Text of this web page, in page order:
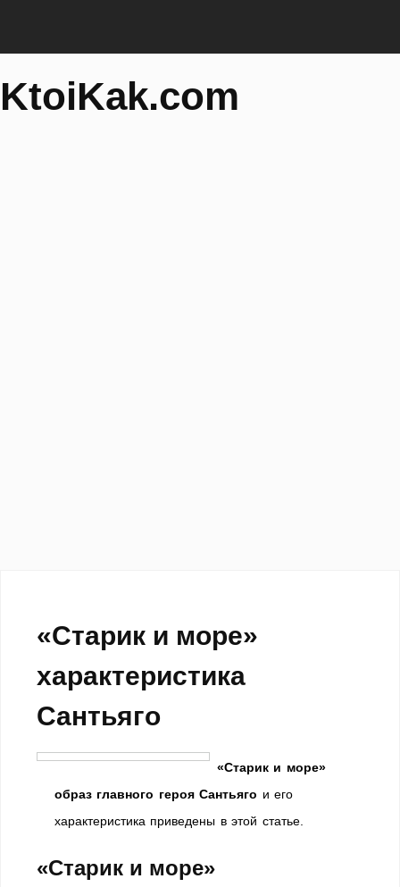
KtoiKak.com
«Старик и море»
характеристика
Сантьяго
«Старик и море»
образ главного героя Сантьяго и его
характеристика приведены в этой статье.
«Старик и море»